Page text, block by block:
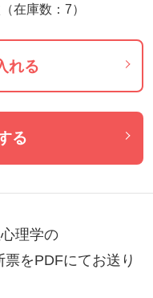
（在庫数：7）
れる
る
理学の
をPDFにてお送り